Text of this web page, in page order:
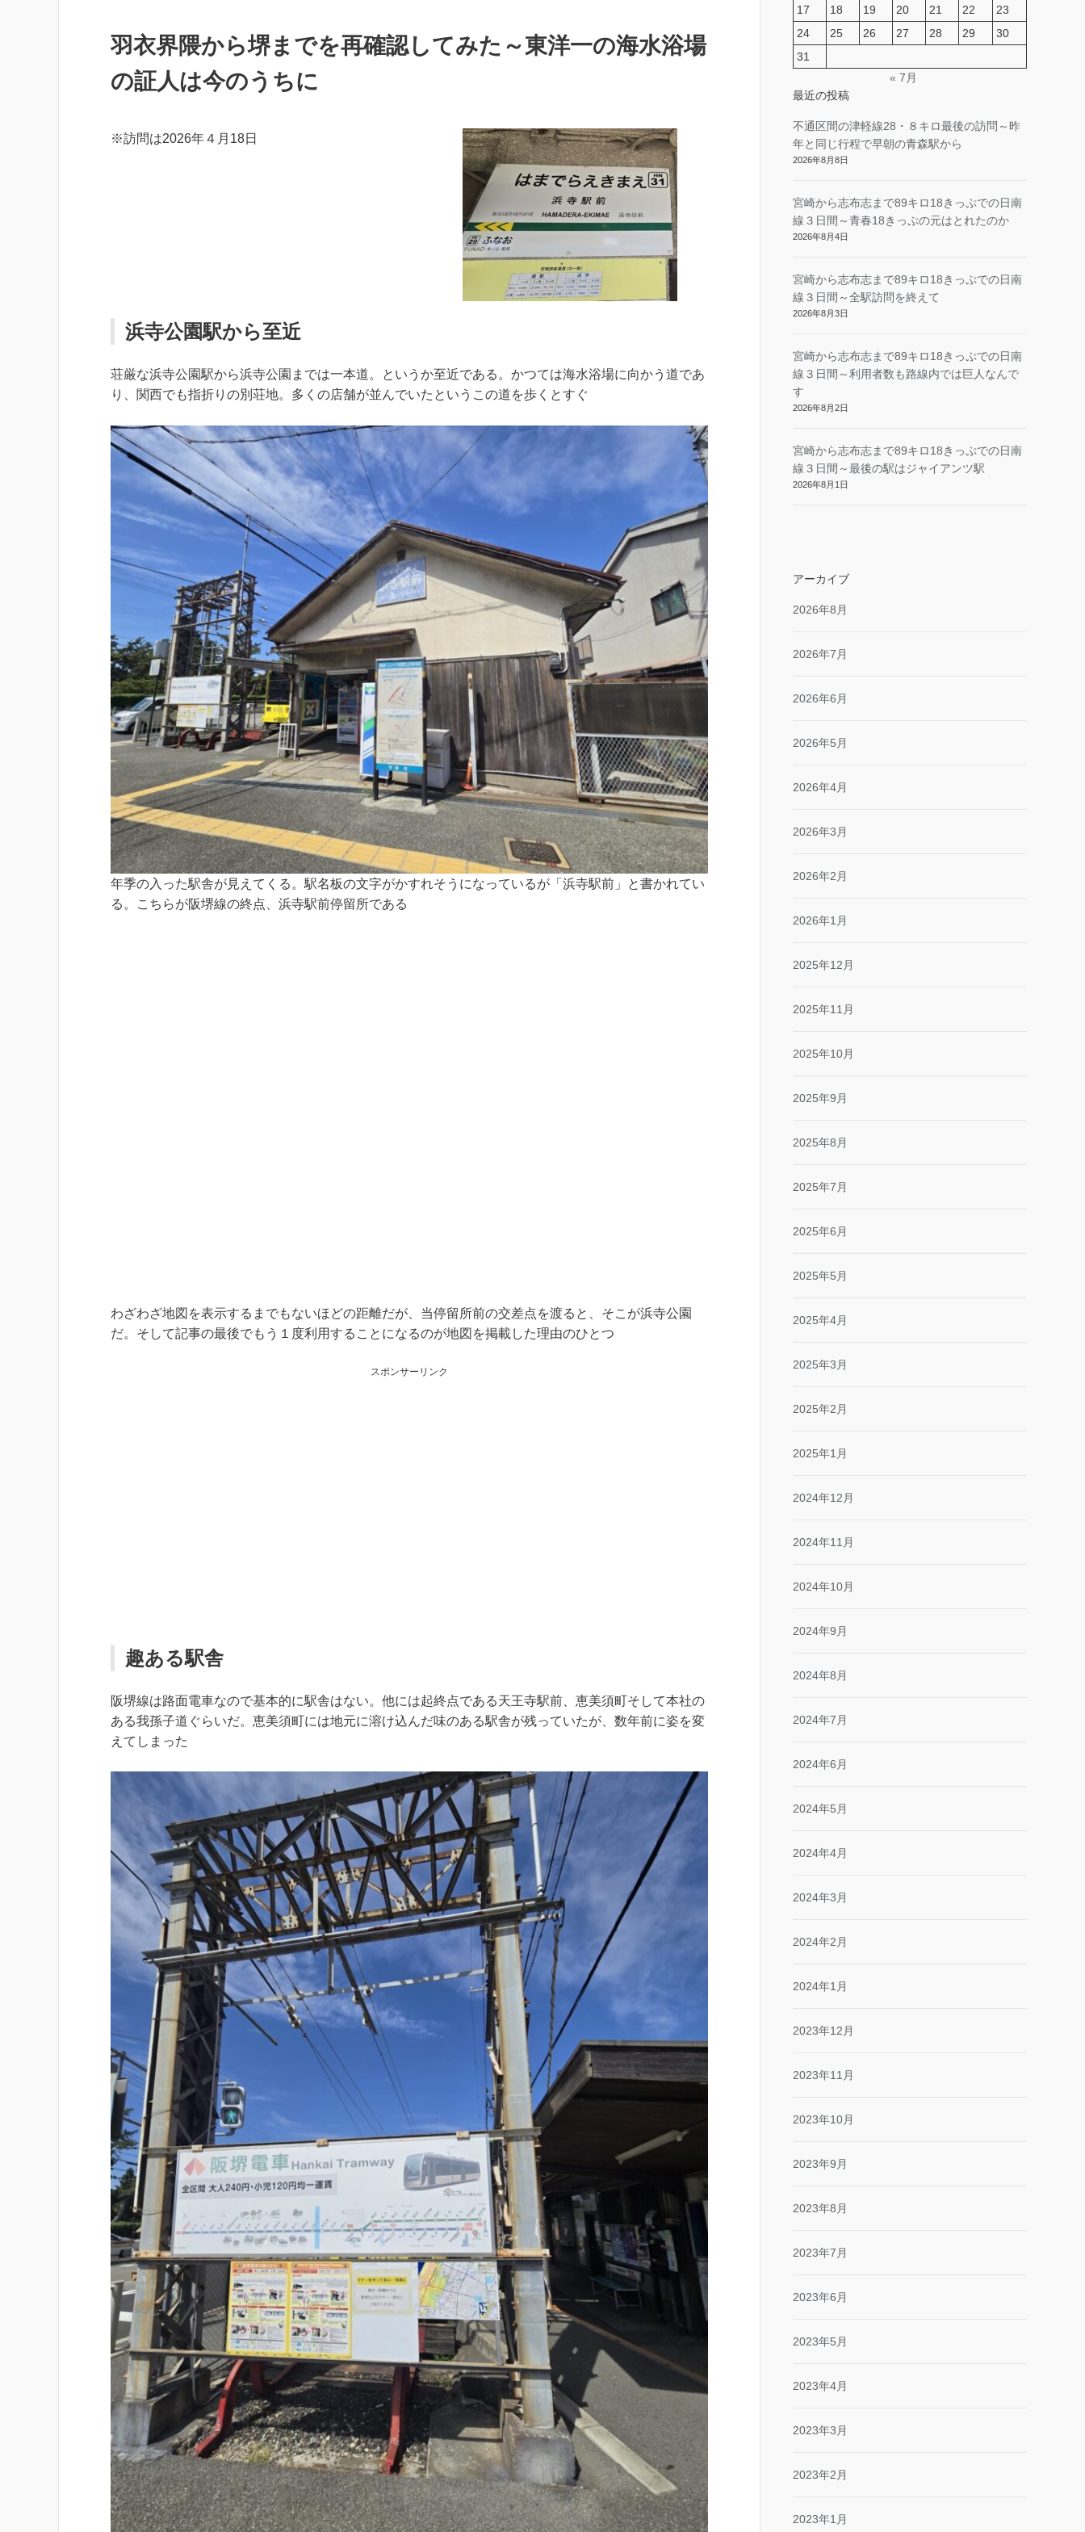
羽衣界隈から堺までを再確認してみた～東洋一の海水浴場
の証人は今のうちに
※訪問は2026年４月18日
浜寺公園駅から至近
荘厳な浜寺公園駅から浜寺公園までは一本道。というか至近である。かつては海水浴場に向かう道であ
り、関西でも指折りの別荘地。多くの店舗が並んでいたというこの道を歩くとすぐ
年季の入った駅舎が見えてくる。駅名板の文字がかすれそうになっているが「浜寺駅前」と書かれてい
る。こちらが阪堺線の終点、浜寺駅前停留所である
わざわざ地図を表示するまでもないほどの距離だが、当停留所前の交差点を渡ると、そこが浜寺公園
だ。そして記事の最後でもう１度利用することになるのが地図を掲載した理由のひとつ
スポンサーリンク
趣ある駅舎
阪堺線は路面電車なので基本的に駅舎はない。他には起終点である天王寺駅前、恵美須町そして本社の
ある我孫子道ぐらいだ。恵美須町には地元に溶け込んだ味のある駅舎が残っていたが、数年前に姿を変
えてしまった
17 18 19 20 21 22
23
24
25 26 27 28 29
30
31
« 7月
最近の投稿
不通区間の津軽線28・８キロ最後の訪問～昨
年と同じ行程で早朝の青森駅から
2026年8月8日
宮崎から志布志まで89キロ18きっぷでの日南
線３日間～青春18きっぷの元はとれたのか
2026年8月4日
宮崎から志布志まで89キロ18きっぷでの日南
線３日間～全駅訪問を終えて
2026年8月3日
宮崎から志布志まで89キロ18きっぷでの日南
線３日間～利用者数も路線内では巨人なんで
す
2026年8月2日
宮崎から志布志まで89キロ18きっぷでの日南
線３日間～最後の駅はジャイアンツ駅
2026年8月1日
アーカイブ
2026年8月
2026年7月
2026年6月
2026年5月
2026年4月
2026年3月
2026年2月
2026年1月
2025年12月
2025年11月
2025年10月
2025年9月
2025年8月
2025年7月
2025年6月
2025年5月
2025年4月
2025年3月
2025年2月
2025年1月
2024年12月
2024年11月
2024年10月
2024年9月
2024年8月
2024年7月
2024年6月
2024年5月
2024年4月
2024年3月
2024年2月
2024年1月
2023年12月
2023年11月
2023年10月
2023年9月
2023年8月
2023年7月
2023年6月
2023年5月
2023年4月
2023年3月
2023年2月
2023年1月